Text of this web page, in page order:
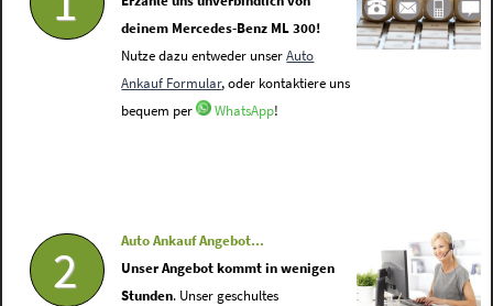
deinem Mercedes-Benz ML 300!
Nutze dazu entweder unserAuto
Ankauf Formular, oder kontaktiere uns
bequem per
WhatsApp!
2
Auto Ankauf Angebot...
Unser Angebot kommt in wenigen
Stunden. Unser geschultes